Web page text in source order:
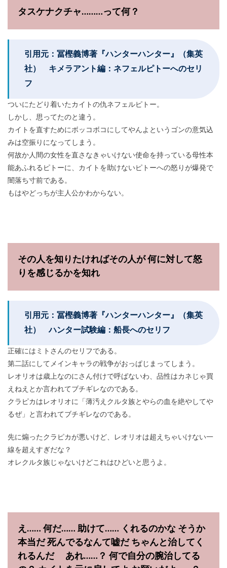
タスケナクチャ………って何？
引用元：冨樫義博著『ハンターハンター』（集英
社） キメラアント編：ネフェルピトーへのセリ
フ
ついにたどり着いたカイトの仇ネフェルピトー。
しかし、思ってたのと違う。
カイトを直すためにボッコボコにしてやんよというゴンの意気込
みは空振りになってしまう。
何故か人間の女性を直さなきゃいけない使命を持っている母性本
能あふれるピトーに、カイトを助けないピトーへの怒りが爆発で
闇落ち寸前である。
もはやどっちが主人公かわからない。
その人を知りたければその人が 何に対して怒
りを感じるかを知れ
引用元：冨樫義博著『ハンターハンター』（集英
社） ハンター試験編：船長へのセリフ
正確にはミトさんのセリフである。
第二話にしてメインキャラの戦争がおっぱじまってしまう。
レオリオは歳上なのにさん付けで呼ばないわ、品性はカネじゃ買
えねえとか言われてブチギレなのである。
クラピカはレオリオに「薄汚えクルタ族とやらの血を絶やしてや
るぜ」と言われてブチギレなのである。
先に煽ったクラピカが悪いけど、レオリオは超えちゃいけない一
線を超えすぎだな？
オレクルタ族じゃないけどこれはひどいと思うよ。
え…… 何だ…… 助けて…… くれるのかな そうか
本当だ 死んでるなんて嘘だ ちゃんと治してく
れるんだ あれ……？ 何で自分の腕治してる